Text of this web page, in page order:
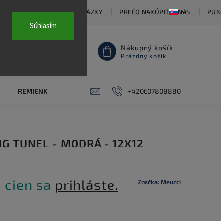
Súhlasím
ČASTO KLADENÉ OTÁZKY PREČO NAKÚPIŤ U NÁS
Nákupný košík
Prázdny košík
REMIENKY NA HODINKY AKCE PIERCING
+420607808880
TUNEL - MODRÁ - 12X12
Značka: Meucci
cien sa prihláste.